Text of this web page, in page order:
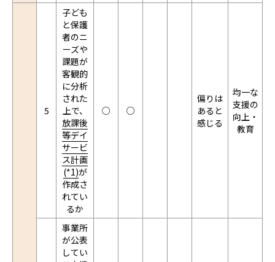
5
子ども
と保護
者のニ
ーズや
課題が
客観的
に分析
された
上で、
放課後
等デイ
サービ
ス計画
(*1)が
作成さ
れてい
るか
○ ○
偏りは
あると
感じる
均一な
支援の
向上・
教育
事業所
が公表
してい